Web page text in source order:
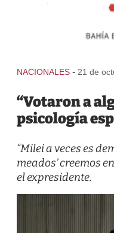
NACIONALES - 21 de
“Votaron a
psicología
“Milei a veces es
meados’ creemos
el expresidente.